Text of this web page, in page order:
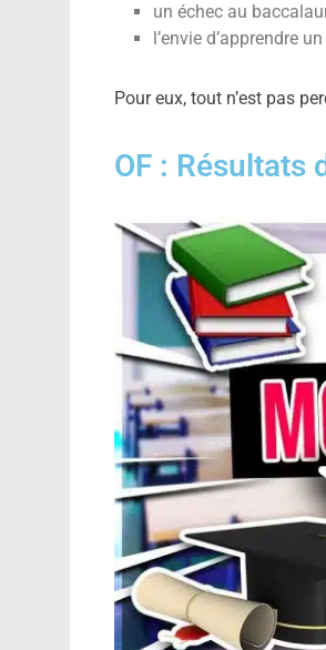
un échec au
l’envie d’apprendre
Pour eux, tout n’est pas
OF : Résultats